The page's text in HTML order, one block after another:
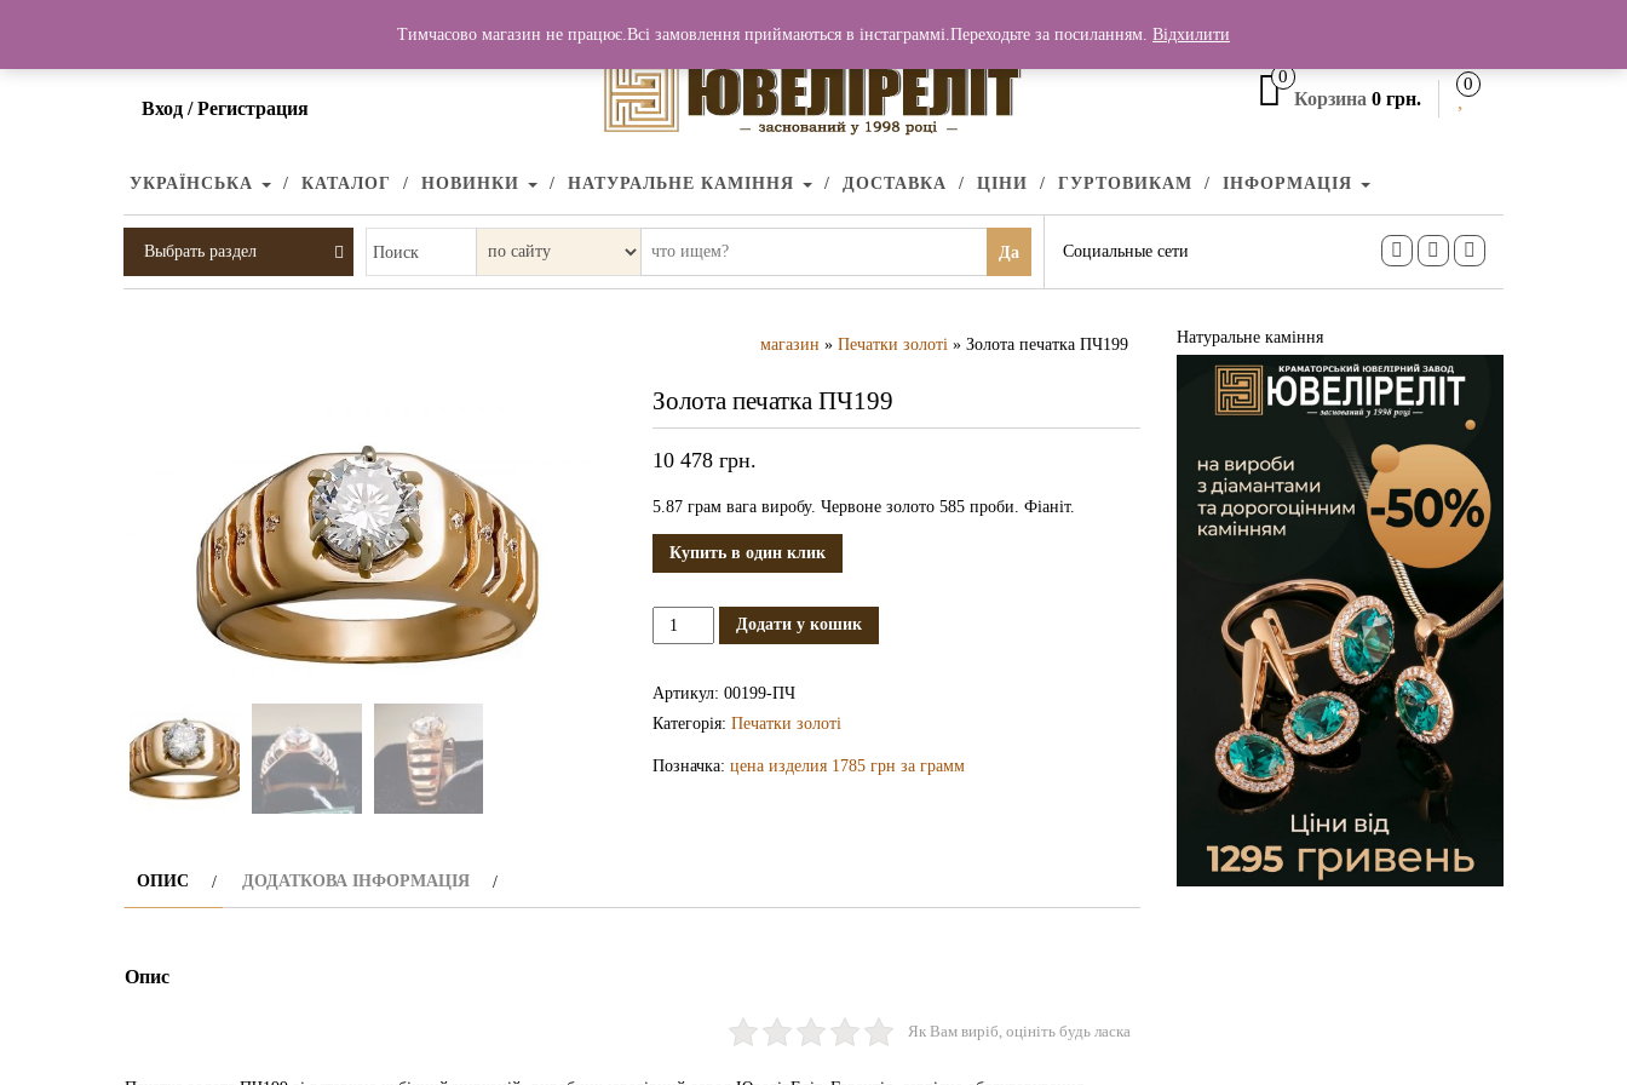
Вход / Регистрация
0
Корзина 0 грн.
0
УКРАЇНСЬКА КАТАЛОГ НОВИНКИ НАТУРАЛЬНЕ КАМІННЯ ДОСТАВКА ЦІНИ ГУРТОВИКАМ ІНФОРМАЦІЯ
Выбрать раздел Поиск Да Социальные сети
магазин » Печатки золоті » Золота печатка ПЧ199
Золота печатка ПЧ199
10 478 грн.
5.87 грам вага виробу. Червоне золото 585 проби. Фіаніт.
Купить в один клик
Золота
печатка
Додати у кошик
Артикул: 00199-ПЧ
Категорія: Печатки золоті
Позначка: цена изделия 1785 грн за грамм
ОПИС ДОДАТКОВА ІНФОРМАЦІЯ
Опис
Як Вам виріб, оцініть будь ласка
Натуральне каміння
Тимчасово магазин не працює.Всі замовлення приймаються в інстаграммі.Переходьте за посиланням. Відхилити